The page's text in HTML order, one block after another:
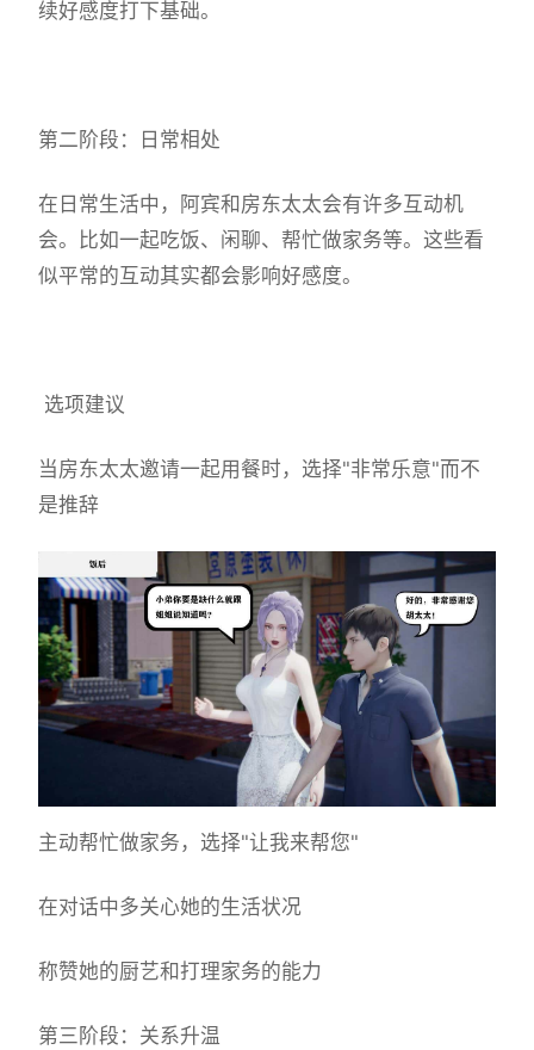
续好感度打下基础。
第二阶段：日常相处
在日常生活中，阿宾和房东太太会有许多互动机
会。比如一起吃饭、闲聊、帮忙做家务等。这些看
似平常的互动其实都会影响好感度。
选项建议
当房东太太邀请一起用餐时，选择"非常乐意"而不
是推辞
主动帮忙做家务，选择"让我来帮您"
在对话中多关心她的生活状况
称赞她的厨艺和打理家务的能力
第三阶段：关系升温